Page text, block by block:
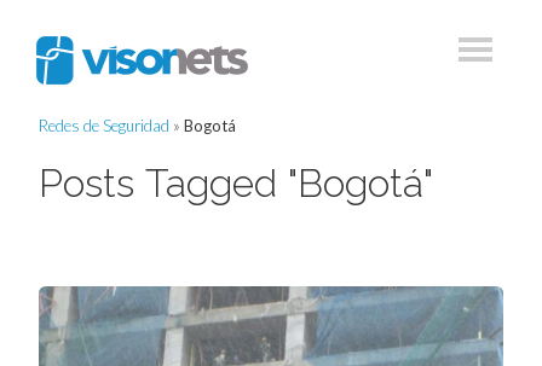
Redes de Seguridad » Bogotá
Posts Tagged "Bogotá"